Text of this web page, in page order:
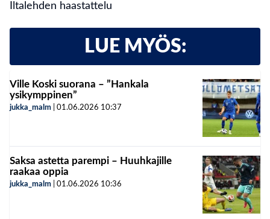
Iltalehden haastattelu
LUE MYÖS:
Ville Koski suorana – ”Hankala
ysikymppinen”
jukka_malm 01.06.2026 10:37
Saksa astetta parempi – Huuhkajille
raakaa oppia
jukka_malm 01.06.2026 10:36